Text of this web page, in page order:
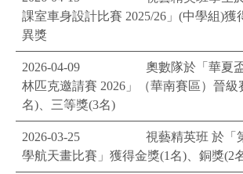
課室車身設計比賽 2025/26」(中學組)獲
異獎
2026-04-09
奧數隊於「華夏
林匹克邀請賽 2026」（華南賽區）晉級
名)、三等獎(3名)
2026-03-25
視藝精英班 於「
學航天畫比賽」獲得金獎(1名)、銅獎(2